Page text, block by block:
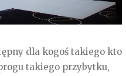
dla kogoś takiego kto
takiego przybytku,